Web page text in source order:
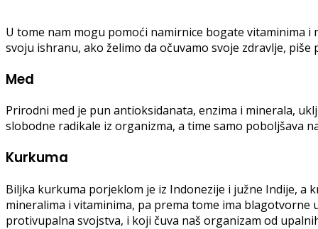
U tome nam mogu pomoći namirnice bogate vitaminima
svoju ishranu, ako želimo da očuvamo svoje zdravlje, piše
Med
Prirodni med je pun antioksidanata, enzima i minerala,
slobodne radikale iz organizma, a time samo poboljšava
Kurkuma
Biljka kurkuma porjeklom je iz Indonezije i južne Indije, a
mineralima i vitaminima, pa prema tome ima
protivupalna svojstva, i koji čuva naš organizam od